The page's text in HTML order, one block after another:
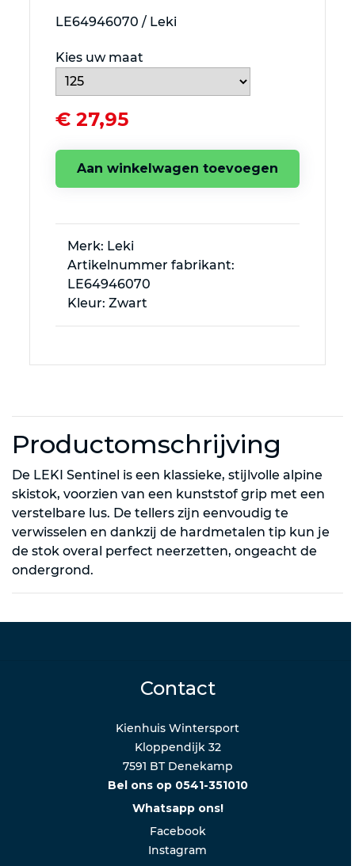
LE64946070 / Leki
Kies uw maat
€ 27,95
Aan winkelwagen toevoegen
Merk: Leki
Artikelnummer fabrikant:
LE64946070
Kleur: Zwart
Productomschrijving
De LEKI Sentinel is een klassieke, stijlvolle alpine
skistok, voorzien van een kunststof grip met een
verstelbare lus. De tellers zijn eenvoudig te
verwisselen en dankzij de hardmetalen tip kun je
de stok overal perfect neerzetten, ongeacht de
ondergrond.
Contact
Kienhuis Wintersport
Kloppendijk 32
7591 BT Denekamp
Bel ons op 0541-351010
Whatsapp ons!
Facebook
Instagram